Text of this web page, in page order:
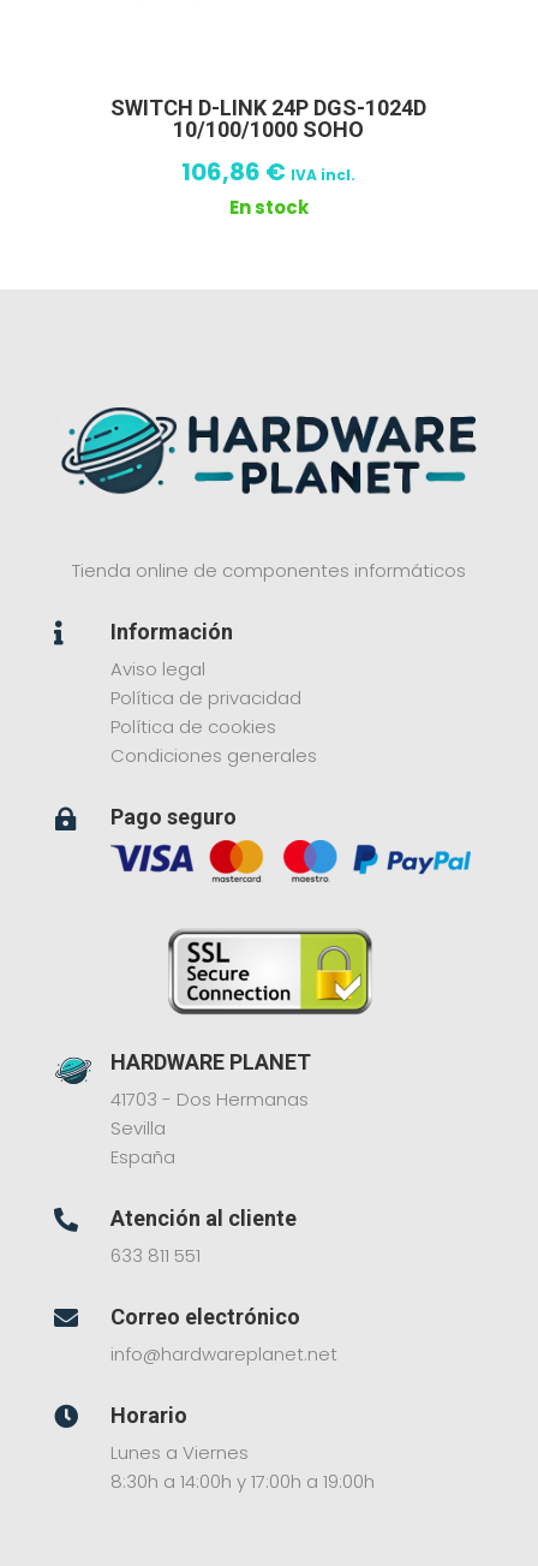
SWITCH D-LINK 24P DGS-1024D
10/100/1000 SOHO
106,86 € IVA incl.
En stock
Tienda online de componentes informáticos

Información
Aviso legal
Política de privacidad
Política de cookies
Condiciones generales
 Pago seguro
HARDWARE PLANET
41703 - Dos Hermanas
Sevilla
España

Atención al cliente
633 811 551

Correo electrónico
info@hardwareplanet.net

Horario
Lunes a Viernes
8:30h a 14:00h y 17:00h a 19:00h